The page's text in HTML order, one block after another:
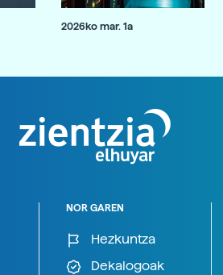
2026ko mar. 1a
NOR GAREN
Hezkuntza
Dekalogoak